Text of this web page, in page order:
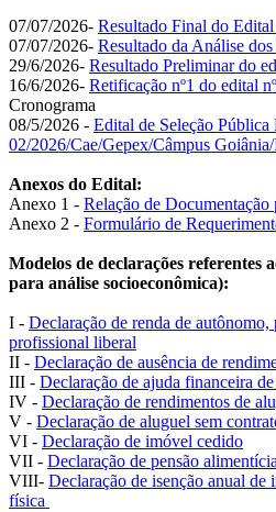
07/07/2026- Resultado Final do
07/07/2026- Resultado da Análise
29/6/2026- Resultado Preliminar do
16/6/2026- Retificação nº1 do edital
Cronograma
08/5/2026 - Edital de Seleção Pública
02/2026/Cae/Gepex/Câmpus
Anexos do Edital:
Anexo 1 - Relação de
Anexo 2 - Formulário de
Modelos de declarações referentes
para análise socioeconômica):
I - Declaração de renda de autônomo,
profissional liberal
II - Declaração de ausência de
III - Declaração de ajuda financeira
IV - Declaração de rendimentos de
V - Declaração de aluguel sem
VI - Declaração de imóvel cedido
VII - Declaração de pensão alimentícia
VIII- Declaração de isenção anual de
física